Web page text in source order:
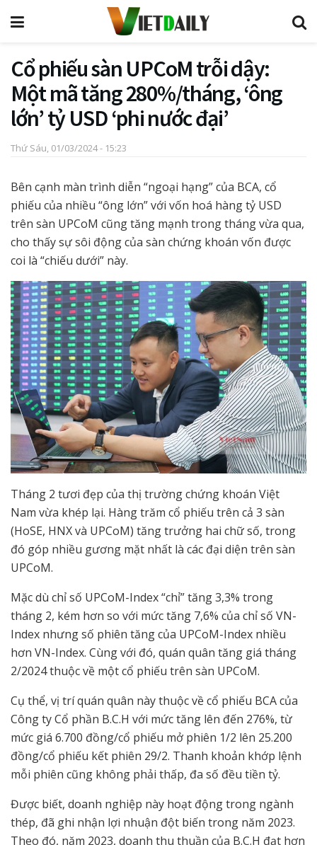
Cổ phiếu sàn UPCoM trỗi dậy:
Một mã tăng 280%/tháng, ‘ông
lớn’ tỷ USD ‘phi nước đại’
Thứ Sáu, 01/03/2024 - 15:23
Bên cạnh màn trình diễn “ngoại hạng” của BCA, cổ
phiếu của nhiều “ông lớn” với vốn hoá hàng tỷ USD
trên sàn UPCoM cũng tăng mạnh trong tháng vừa qua,
cho thấy sự sôi động của sàn chứng khoán vốn được
coi là “chiếu dưới” này.
Tháng 2 tươi đẹp của thị trường chứng khoán Việt
Nam vừa khép lại. Hàng trăm cổ phiếu trên cả 3 sàn
(HoSE, HNX và UPCoM) tăng trưởng hai chữ số, trong
đó góp nhiều gương mặt nhất là các đại diện trên sàn
UPCoM.
Mặc dù chỉ số UPCoM-Index “chỉ” tăng 3,3% trong
tháng 2, kém hơn so với mức tăng 7,6% của chỉ số VN-
Index nhưng số phiên tăng của UPCoM-Index nhiều
hơn VN-Index. Cùng với đó, quán quân tăng giá tháng
2/2024 thuộc về một cổ phiếu trên sàn UPCoM.
Cụ thể, vị trí quán quân này thuộc về cổ phiếu BCA của
Công ty Cổ phần B.C.H với mức tăng lên đến 276%, từ
mức giá 6.700 đồng/cổ phiếu mở phiên 1/2 lên 25.200
đồng/cổ phiếu kết phiên 29/2. Thanh khoản khớp lệnh
mỗi phiên cũng không phải thấp, đa số đều tiền tỷ.
Được biết, doanh nghiệp này hoạt động trong ngành
thép, đã ghi nhận lợi nhuận đột biến trong năm 2023.
Theo đó, năm 2023, doanh thu thuần của B.C.H đạt hơn